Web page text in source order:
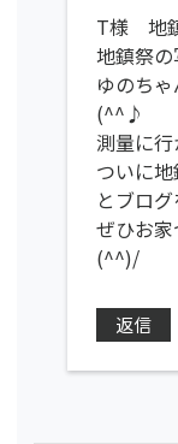
T様 地
地鎮祭
ゆのち
(^^♪
測量に行
ついに
とブロ
ぜひお
(^^)/
返信